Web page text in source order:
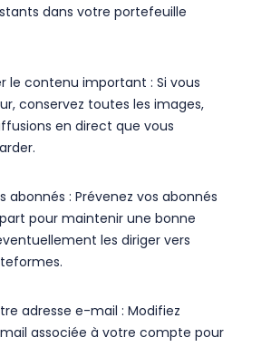
dans votre portefeuille
le contenu important : Si vous
conservez toutes les images,
en direct que vous
abonnés : Prévenez vos abonnés
pour maintenir une bonne
les diriger vers
adresse e-mail : Modifiez
associée à votre compte pour